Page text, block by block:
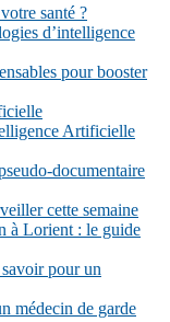
santé ?
d’intelligence
pour booster
Artificielle
documentaire
cette semaine
à Lorient : le guide
pour un
médecin de garde